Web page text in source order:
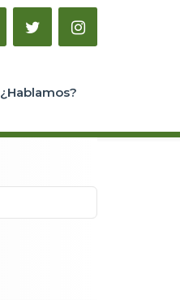
¿Hablamos?